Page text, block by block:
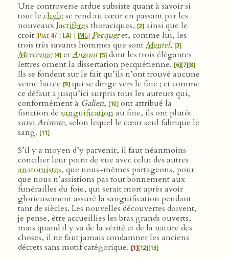
Une controverse ardue subsiste quant à savoir si
tout le chyle se rend au cœur en passant par les
nouveauxlactifères thoraciques, [2] ainsi que le
croit [Page 47 | LAT| IMG] Pecquetet, comme lui, les
trois très savants hommes que sontMentel, [3]
Mercenne [4] etAuzout [5] dont les trois élégantes
lettres ornent la dissertation pecquétienne. [6][7][8]
Ils se fondent sur le fait qu’ils n’ont trouvé aucune
veine lactée [9] qui se dirige vers le foie ; et comme
ce défaut a jusqu’ici surpris tous les auteurs qui,
conformément à Galien, [10] ont attribué la
fonction de sanguificationau foie, ils ont plutôt
suivi Aristote, selon lequel le cœur seul fabrique le
sang. [11]
S’il y a moyen d’y parvenir, il faut néanmoins
concilier leur point de vue avec celui des autres
anatomistes, que nous-mêmes partageons, pour
que nous n’assistions pas tout bonnement aux
funérailles du foie, qui serait mort après avoir
glorieusement assuré la sanguification pendant
tant de siècles. Les nouvelles découvertes doivent,
je pense, être accueillies les bras grands ouverts,
mais quand il y va de la vérité et de la nature des
choses, il ne faut jamais condamner les anciens
décrets sans motif catégorique. [1][12][13]